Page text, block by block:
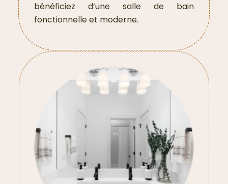
bénéficiez d’une salle de bain
fonctionnelle et moderne.